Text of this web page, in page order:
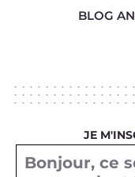
BLOG
JE
Bonjour, ce